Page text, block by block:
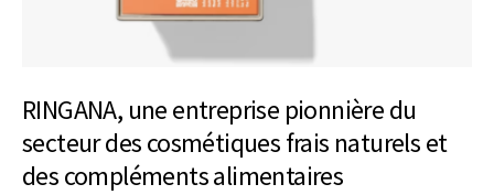
RINGANA, une entreprise pionnière du
secteur des cosmétiques frais naturels et
des compléments alimentaires